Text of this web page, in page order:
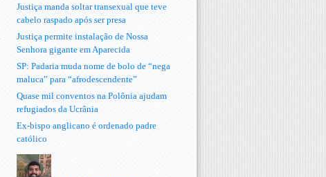
Justiça manda soltar transexual que teve
cabelo raspado após ser presa
Justiça permite instalação de Nossa
Senhora gigante em Aparecida
SP: Padaria muda nome de bolo de “nega
maluca” para “afrodescendente”
Quase mil conventos na Polônia ajudam
refugiados da Ucrânia
Ex-bispo anglicano é ordenado padre
católico